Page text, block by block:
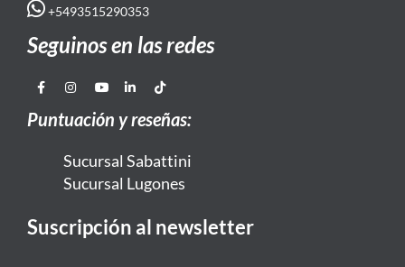
+5493515290353
Seguinos en las redes
Puntuación y reseñas:
Sucursal Sabattini
Sucursal Lugones
Suscripción al newsletter